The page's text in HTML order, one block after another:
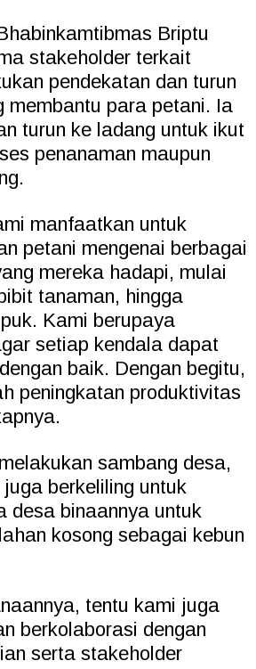
Briptu
stakeholder terkait
pendekatan dan turun
membantu para petani. Ia
turun ke ladang untuk ikut
penanaman maupun
manfaatkan untuk
petani mengenai berbagai
mereka hadapi, mulai
tanaman, hingga
Kami berupaya
setiap kendala dapat
baik. Dengan begitu,
peningkatan produktivitas
sambang desa,
berkeliling untuk
desa binaannya untuk
kosong sebagai kebun
tentu kami juga
berkolaborasi dengan
serta stakeholder